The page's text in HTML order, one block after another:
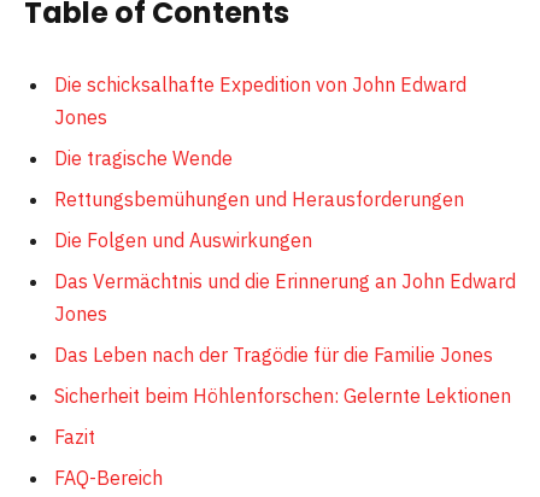
Table of Contents
Die schicksalhafte Expedition von John Edward
Jones
Die tragische Wende
Rettungsbemühungen und Herausforderungen
Die Folgen und Auswirkungen
Das Vermächtnis und die Erinnerung an John Edward
Jones
Das Leben nach der Tragödie für die Familie Jones
Sicherheit beim Höhlenforschen: Gelernte Lektionen
Fazit
FAQ-Bereich